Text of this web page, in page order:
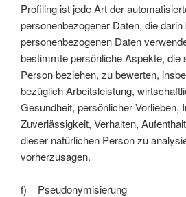
Profiling ist jede Art der
personenbezogener Daten, die
personenbezogenen Daten
bestimmte persönliche Aspekte, die
Person beziehen, zu bewerten,
bezüglich Arbeitsleistung,
Gesundheit, persönlicher Vorlieben,
Zuverlässigkeit, Verhalten,
dieser natürlichen Person zu
vorherzusagen.
f) Pseudonymisierung